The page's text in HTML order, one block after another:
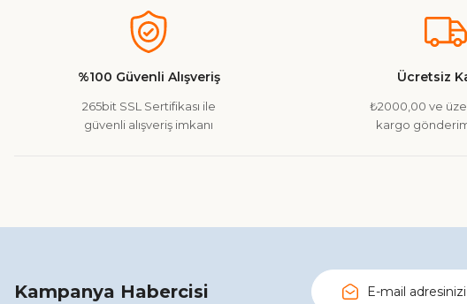
Ürün resmi kalitesiz, bozuk veya görüntülenemiyor.
Ürün bilgilerinde hatalar bulunuyor.
Ürün fiyatı diğer sitelerden daha pahalı.
%100 Güvenli Alışveriş
265bit SSL Sertifikası ile
güvenli alışveriş imkanı
Ücretsiz
₺2000,00 ve
kargo
Kampanya Habercisi